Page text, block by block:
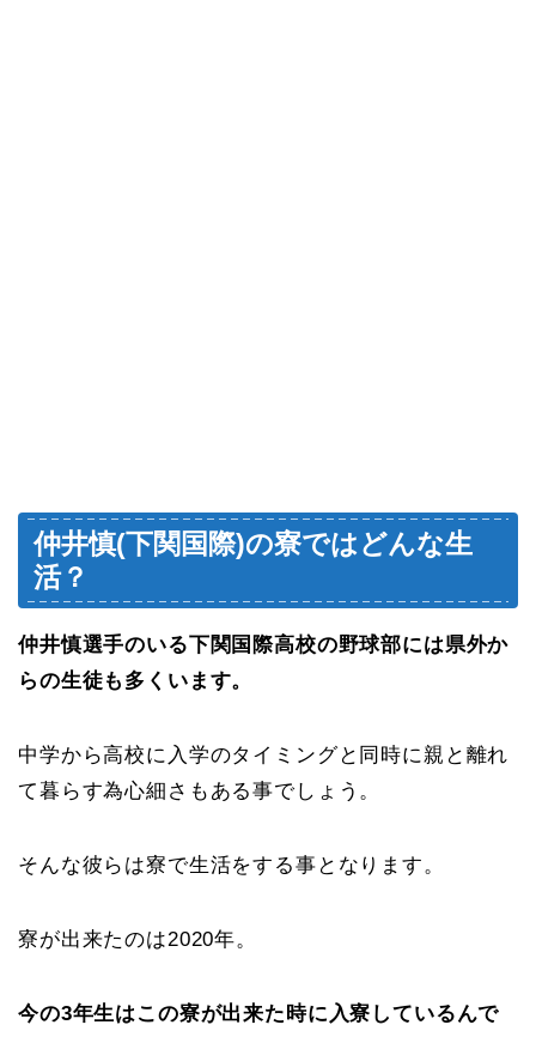
仲井慎(下関国際)の寮ではどんな生
活？
仲井慎選手のいる下関国際高校の野球部には県外か
らの生徒も多くいます。
中学から高校に入学のタイミングと同時に親と離れ
て暮らす為心細さもある事でしょう。
そんな彼らは寮で生活をする事となります。
寮が出来たのは2020年。
今の3年生はこの寮が出来た時に入寮しているんで